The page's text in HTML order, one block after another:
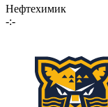
Нефтехимик
-:-